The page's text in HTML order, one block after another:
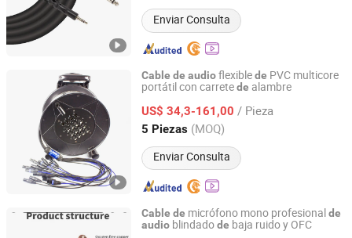
Enviar Consulta
Cable de audioflexiblede PVC multicore
portátil con carretede alambre
US$ 34,3-161,00 / Pieza
5 Piezas (MOQ)
Enviar Consulta
ROSAFEELING INDUSTRIES INC LIMITED
Zhejiang, China Desde 2020
Cable de micrófono mono profesionalde
audio blindadode baja ruido y OFC
SUNMECH INDUSTRY CO., LTD.